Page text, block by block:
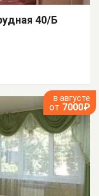
40/Б
в августе
от 7000₽